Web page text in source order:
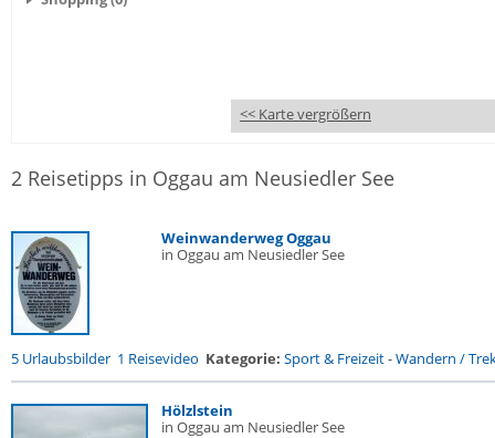
<< Karte vergrößern
2 Reisetipps in Oggau am Neusiedler See
Weinwanderweg Oggau
in Oggau am Neusiedler See
5 Urlaubsbilder 1 Reisevideo Kategorie: Sport & Freizeit-Wandern /
Hölzlstein
in Oggau am Neusiedler See